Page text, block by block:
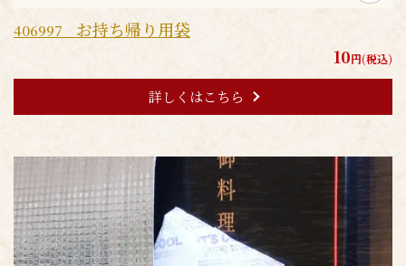
406997 お持ち帰り用袋
10円(税込)
詳しくはこちら